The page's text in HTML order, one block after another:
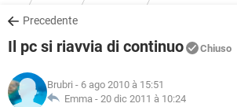
iOS
INSTAGRAM WHATSAPP
TIKTOK
HARDWARE
COVID-19
INSTAGRAM
DOWNLOAD
COVID-19 GAMING
INTRATTENIMENTO
iOS
FORUM
COVID-19
GLOSSARIO
Precedente
Il pc si riavvia di continuo Chiuso
Brubri - 6 ago 2010 à 15:51
Emma - 20 dic 2011 à 10:24